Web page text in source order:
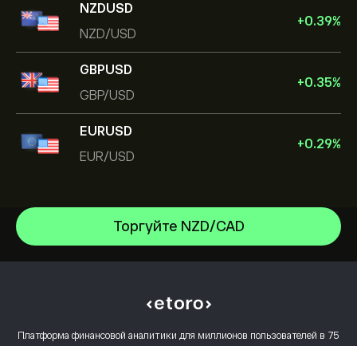
NZDUSD
NZD/USD
+0.39%
GBPUSD
GBP/USD
+0.35%
EURUSD
EUR/USD
+0.29%
Торгуйте NZD/CAD
Платформа финансовой аналитики для миллионов пользователей в 75
EUR/USD
Центр помощи
Как вывести средства
Открыть счет
Как работает CopyTrading
Почему стоит выбрать eToro